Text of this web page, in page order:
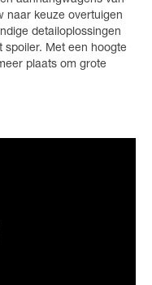
naar keuze overtuigen
detailoplossingen
Met een hoogte
plaats om grote